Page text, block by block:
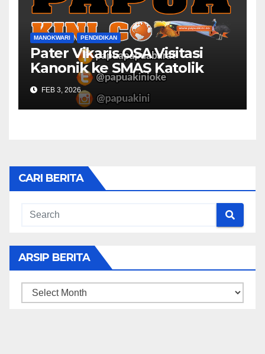
MANOKWARI PENDIDIKAN
Pater Vikaris OSA Visitasi
Kanonik ke SMAS Katolik
Villanova Manokwari
FEB 3, 2026
CARI BERITA
ARSIP BERITA
ARSIP